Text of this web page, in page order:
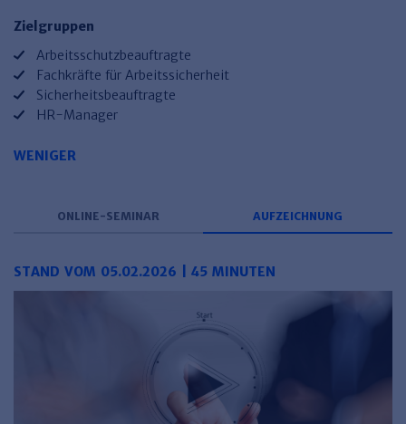
Zielgruppen
Arbeitsschutzbeauftragte
Fachkräfte für Arbeitssicherheit
Sicherheitsbeauftragte
HR-Manager
WENIGER
ONLINE-SEMINAR AUFZEICHNUNG
STAND VOM 05.02.2026 | 45 MINUTEN